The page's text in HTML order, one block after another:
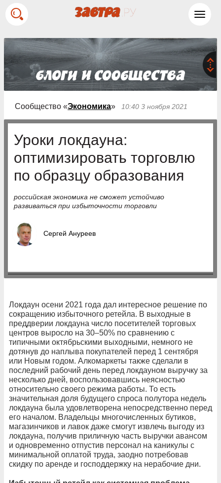
Сообщество «Экономика» 10:40 3 ноября 2021
Уроки локдауна:
оптимизировать торговлю
по образцу образования
российская экономика не сможет устойчиво
развиваться при избыточности торговли
Сергей Ануреев
Локдаун осени 2021 года дал интересное решение по
сокращению избыточного ретейла. В выходные в
преддверии локдауна число посетителей торговых
центров выросло на 30–50% по сравнению с
типичными октябрьскими выходными, немного не
дотянув до наплыва покупателей перед 1 сентября
или Новым годом. Алкомаркеты также сделали в
последний рабочий день перед локдауном выручку за
несколько дней, воспользовавшись неясностью
относительно своего режима работы. То есть
значительная доля будущего спроса полутора недель
локдауна была удовлетворена непосредственно перед
его началом. Владельцы многочисленных бутиков,
магазинчиков и лавок даже смогут извлечь выгоду из
локдауна, получив приличную часть выручки авансом
и одновременно отпустив персонал на каникулы с
минимальной оплатой труда, заодно потребовав
скидку по аренде и господдержку на нерабочие дни.